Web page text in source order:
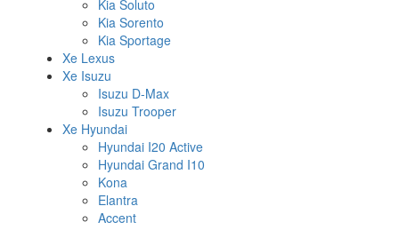
Kia Soluto
Kia Sorento
Kia Sportage
Xe Lexus
Xe Isuzu
Isuzu D-Max
Isuzu Trooper
Xe Hyundai
Hyundai I20 Active
Hyundai Grand I10
Kona
Elantra
Accent